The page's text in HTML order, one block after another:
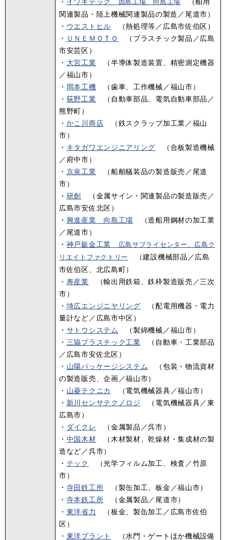
関連製品・陸上機械関連製品の製造／尾道市）
・ ウエストヒル （熱処理等／広島市佐伯区）
・ ＵＮＥＭＯＴＯ
（プラスチック製品／広島
市安芸区）
・ 大宮工業 （半導体製造装置、精密測定機器
／福山市）
・ 岡本工機 （歯車、工作機械／福山市）
・ 荻野工業 （自動車部品、電気自動車部品／
熊野町）
・ かこ川商店 （鉄スクラップ加工業／福山
市）
・ キタガワエンジニアリング （合板製造機械
／府中市）
・ 京泉工業 （船舶艤装品の製造販売／尾道
市）
・ 研創 （金属サイン・関連製品の製造販売／
広島市安佐北区）
・ 興進産業 向島工場 （造船用鋼材の加工業
／尾道市）
・ 神戸鈑金工業
広島サプライセンター、広島ク
リエイトファクトリー
（建設機械部品／広島
市佐伯区、北広島町）
・ 寿産業 （輸出用鉄箱、鉄枠製造販売／三次
市）
・ 埼広エンジニヤリング （配電用機器・電力
量計など／広島市中区）
・ サトウシステム （製綿機械／福山市）
・ 三協プラスチック工業 （自動車・工業部品
／広島市安佐北区）
・ 山陽パッケージシステム （包装・物流資材
の製造販売、企画／福山市）
・ 山菱テクニカ
（電気機械器具／福山市）
・ 新川センサテクノロジ （電気機械器具／東
広島市）
・ ダイクレ （金属製品／呉市）
・ 中国木材 （木材製材、乾燥材・集成材の製
造など／呉市）
・ テック
（光学フィルム加工、検査／竹原
市）
・ 寺田鉄工所 （製缶加工、板金／福山市）
・ 寺本鉄工所 （金属製品／尾道市）
・ 東洋省力
（板金、製缶加工／広島市佐伯
区）
・ 東洋プラント
（水門・ゲートほか機械設備